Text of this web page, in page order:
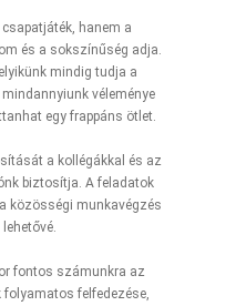
hanem a
és a sokszínűség adja.
mindig tudja a
véleménye
egy frappáns ötlet.
a kollégákkal és az
biztosítja. A feladatok
közösségi munkavégzés
fontos számunkra az
felfedezése,